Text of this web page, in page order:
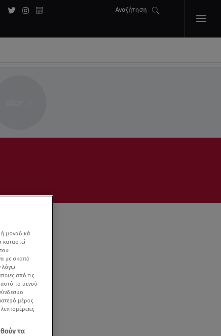
Αναζήτηση
μοναδικά
με σκοπό
λόγω
από τις
αυτό το μενού
μέρος
τα